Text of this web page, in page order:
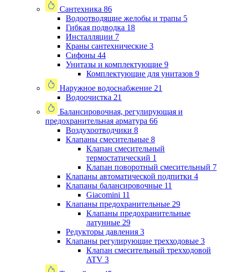
Сантехника 86
Водоотводящие желобы и трапы 5
Гибкая подводка 18
Инсталляции 7
Краны сантехнические 3
Сифоны 44
Унитазы и комплектующие 9
Комплектующие для унитазов 9
Наружное водоснабжение 21
Водоочистка 21
Балансировочная, регулирующая и
предохранительная арматура 66
Воздухоотводчики 8
Клапаны cмесительные 8
Клапан cмесительный
термостатический 1
Клапан поворотный cмесительный 7
Клапаны автоматической подпитки 4
Клапаны балансировочные 11
Giacomini 11
Клапаны предохранительные 29
Клапаны предохранительные
латунные 29
Редукторы давления 3
Клапаны регулирующие трехходовые 3
Клапан смесительный трехходовой
ATV 3